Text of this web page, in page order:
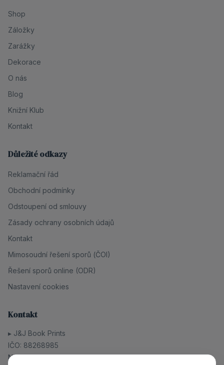
Shop
Záložky
Zarážky
Dekorace
O nás
Blog
Knižní Klub
Kontakt
Důležité odkazy
Reklamační řád
Obchodní podmínky
Odstoupení od smlouvy
Zásady ochrany osobních údajů
Kontakt
Mimosoudní řešení sporů (ČOI)
Řešení sporů online (ODR)
Nastavení cookies
Kontakt
▸ J&J Book Prints
IČO: 88268985
Nejsme plátci DPH